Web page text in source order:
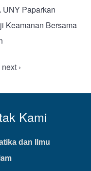
UNY Paparkan
Keamanan Bersama
Next page
next ›
Kami
dan Ilmu